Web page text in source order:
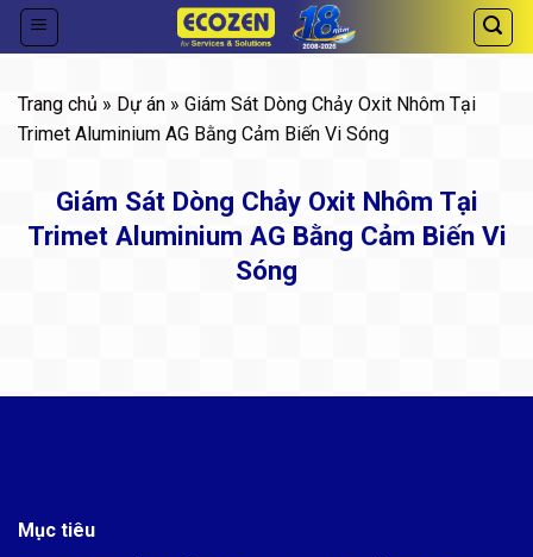
Skip
Trang chủ » Dự án » Giám Sát Dòng Chảy Oxit Nhôm Tại
Trimet Aluminium AG Bằng Cảm Biến Vi Sóng
Giám Sát Dòng Chảy Oxit Nhôm Tại
Trimet Aluminium AG Bằng Cảm Biến Vi
Sóng
Mục tiêu